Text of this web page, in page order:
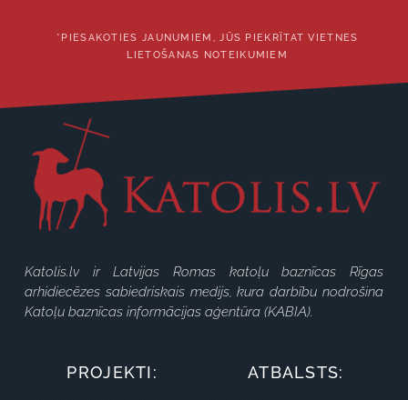
*PIESAKOTIES JAUNUMIEM, JŪS PIEKRĪTAT VIETNES
LIETOŠANAS NOTEIKUMIEM
Katolis.lv ir Latvijas Romas katoļu baznīcas Rīgas
arhidiecēzes sabiedriskais medijs, kura darbību nodrošina
Katoļu baznīcas informācijas aģentūra (KABIA).
PROJEKTI: ATBALSTS: